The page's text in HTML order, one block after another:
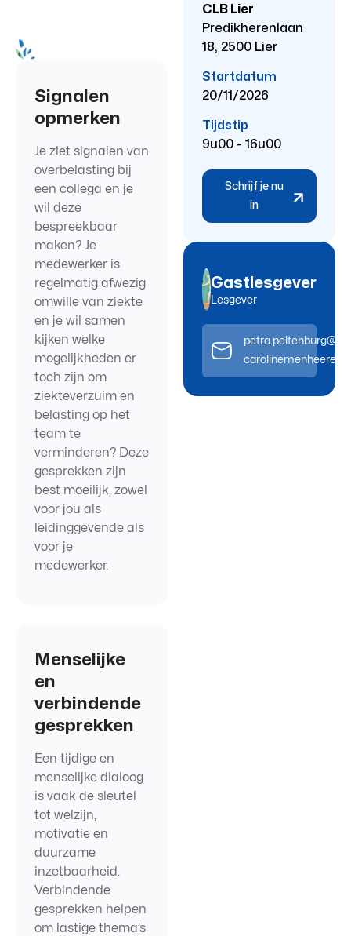
Signalen
opmerken
Je ziet signalen van
overbelasting bij
een collega en je
wil deze
bespreekbaar
maken? Je
medewerker is
regelmatig afwezig
omwille van ziekte
en je wil samen
kijken welke
mogelijkheden er
toch zijn om
ziekteverzuim en
belasting op het
team te
verminderen? Deze
gesprekken zijn
best moeilijk, zowel
voor jou als
leidinggevende als
voor je
medewerker.
Menselijke
en
verbindende
gesprekken
Een tijdige en
menselijke dialoog
is vaak de sleutel
tot welzijn,
motivatie en
duurzame
inzetbaarheid.
Verbindende
gesprekken helpen
om lastige thema’s
CLB Lier
Predikherenlaan
18, 2500 Lier
Startdatum
20/11/2026
Tijdstip
9u00 - 16u00
Schrijf je nu
in
Gastlesgever
Lesgever